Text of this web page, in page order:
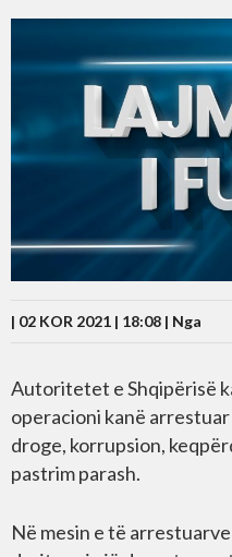
| 02 KOR 2021 | 18:08 | Nga
Autoritetet e Shqipërisë
operacioni kanë
droge, korrupsion,
pastrim parash.
Në mesin e të